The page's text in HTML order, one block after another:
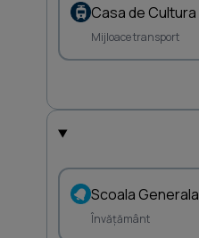
Casa de Cultura
Mijloace transport
Scoala Generala
Învățământ